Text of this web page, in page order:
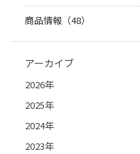
商品情報（48）
アーカイブ
2026年
2025年
2024年
2023年